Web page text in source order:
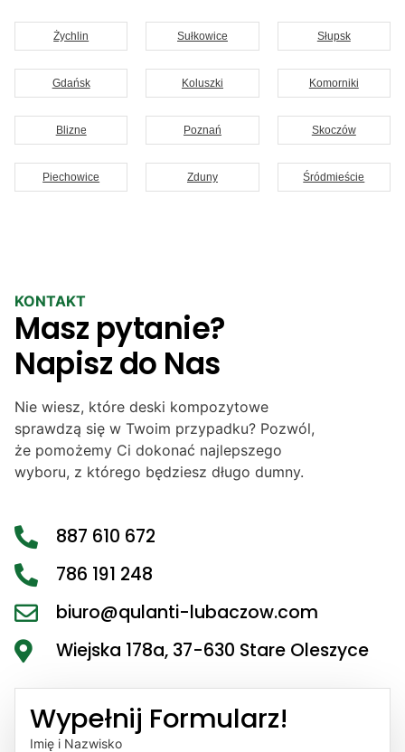
Żychlin Sułkowice Słupsk
Gdańsk Koluszki Komorniki
Blizne Poznań Skoczów
Piechowice Zduny Śródmieście
KONTAKT
Masz pytanie?
Napisz do Nas
Nie wiesz, które deski kompozytowe
sprawdzą się w Twoim przypadku? Pozwól,
że pomożemy Ci dokonać najlepszego
wyboru, z którego będziesz długo dumny.
887 610 672
786 191 248
biuro@qulanti-lubaczow.com
Wiejska 178a, 37-630 Stare Oleszyce
Wypełnij Formularz!
Imię i Nazwisko